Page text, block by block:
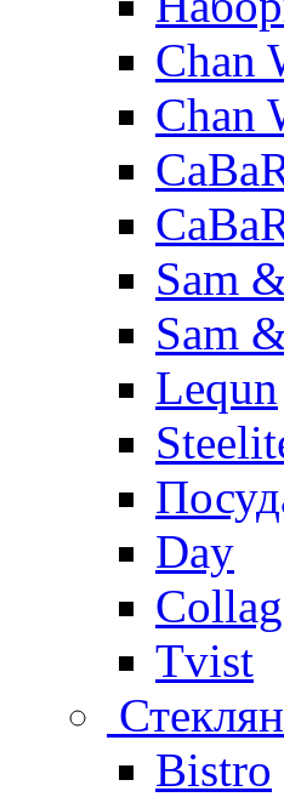
Chan
Chan
Sam
Sam
Lequn
Day
Tvist
Bistro